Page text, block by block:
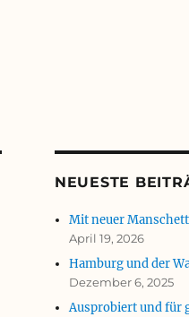
NEUESTE
Mit neuer
April 19, 2026
Hamburg und der
Dezember 6, 2025
Ausprobiert und für